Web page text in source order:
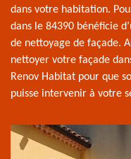
dans votre habitation.
dans le 84390 bénéficie
de nettoyage de façade.
nettoyer votre façade
Renov Habitat pour que
puisse intervenir à votre